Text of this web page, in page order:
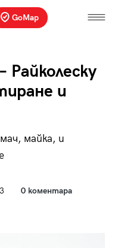
GoMap
Райколеску
и
майка, и
0 коментара